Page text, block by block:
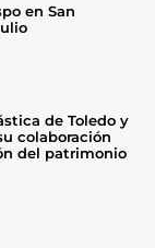
en San
de Toledo y
colaboración
del patrimonio